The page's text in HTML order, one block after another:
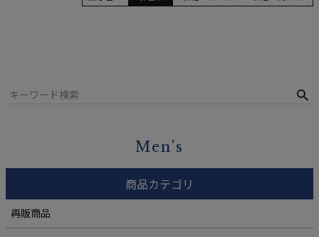
Men's
商品カテゴリ
再販商品